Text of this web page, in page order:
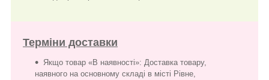
Терміни доставки
Якщо товар «В наявності»: Доставка товару,
наявного на основному складі в місті Рівне,